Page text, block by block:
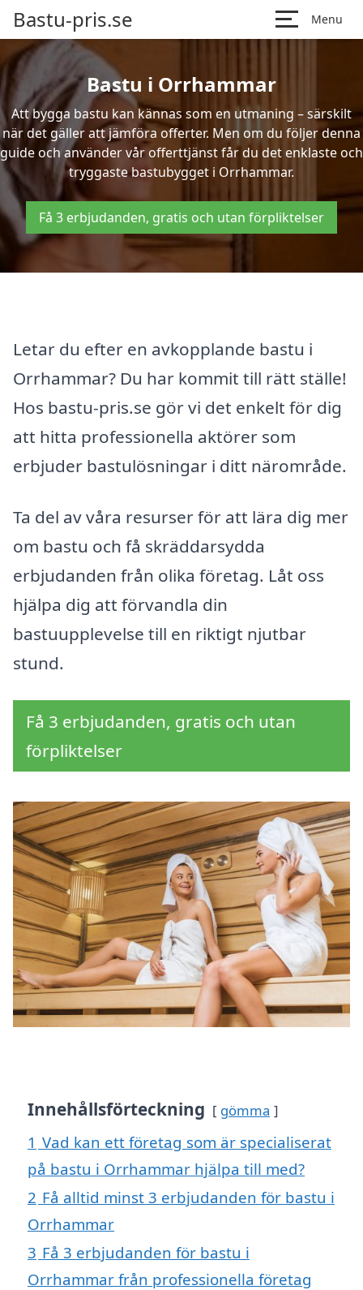
Bastu-pris.se Menu
Bastu i Orrhammar
Att bygga bastu kan kännas som en utmaning – särskilt
när det gäller att jämföra offerter. Men om du följer denna
guide och använder vår offerttjänst får du det enklaste och
tryggaste bastubygget i Orrhammar.
Få 3 erbjudanden, gratis och utan förpliktelser
Letar du efter en avkopplande bastu i
Orrhammar? Du har kommit till rätt ställe!
Hos bastu-pris.se gör vi det enkelt för dig
att hitta professionella aktörer som
erbjuder bastulösningar i ditt närområde.
Ta del av våra resurser för att lära dig mer
om bastu och få skräddarsydda
erbjudanden från olika företag. Låt oss
hjälpa dig att förvandla din
bastuupplevelse till en riktigt njutbar
stund.
Få 3 erbjudanden, gratis och utan
förpliktelser
Innehållsförteckning gömma
1 Vad kan ett företag som är specialiserat
på bastu i Orrhammar hjälpa till med?
2 Få alltid minst 3 erbjudanden för bastu i
Orrhammar
3 Få 3 erbjudanden för bastu i
Orrhammar från professionella företag